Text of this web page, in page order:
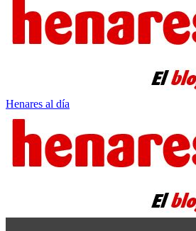
Henares al día